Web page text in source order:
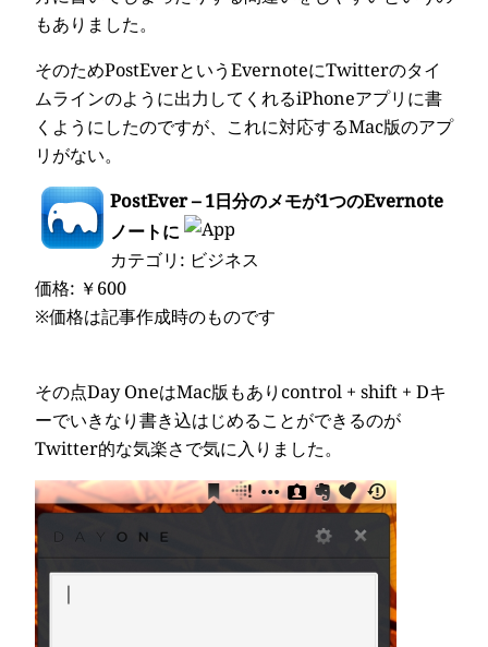
もありました。
そのためPostEverというEvernoteにTwitterのタイ
ムラインのように出力してくれるiPhoneアプリに書
くようにしたのですが、これに対応するMac版のアプ
リがない。
PostEver – 1日分のメモが1つのEvernote
ノートに
カテゴリ: ビジネス
価格: ￥600
※価格は記事作成時のものです
その点Day OneはMac版もありcontrol + shift + Dキ
ーでいきなり書き込はじめることができるのが
Twitter的な気楽さで気に入りました。